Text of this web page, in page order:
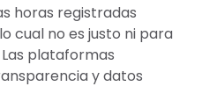
horas registradas
cual no es justo ni para
plataformas
y datos